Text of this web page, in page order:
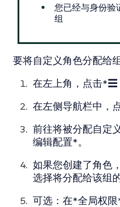
您已经与身份验
组
要将自定义角色分配给
在左上角，点击*☰
在左侧导航栏中，
前往将被分配自定
编辑配置*。
如果您创建了角色
选择将分配给该组
可选：在*全局权